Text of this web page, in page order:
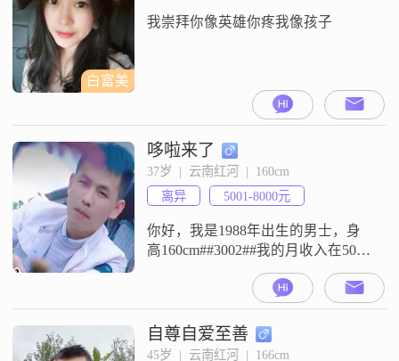
白富美
我崇拜你像英雄你疼我像孩子
哆啦来了
37岁  |  云南红河  |  160cm
离异
5001-8000元
你好，我是1988年出生的男士，身
高160cm##3002##我的月收入在5001
到8000元之间，现在在红河工作
##3002##学历是高中及以下
##3002##我这个人性格比较直接，
平时是幽默风趣的，跟大家相处起
来不会觉得沉闷##3002##我也是一
自尊自爱至善
45岁  |  云南红河  |  166cm